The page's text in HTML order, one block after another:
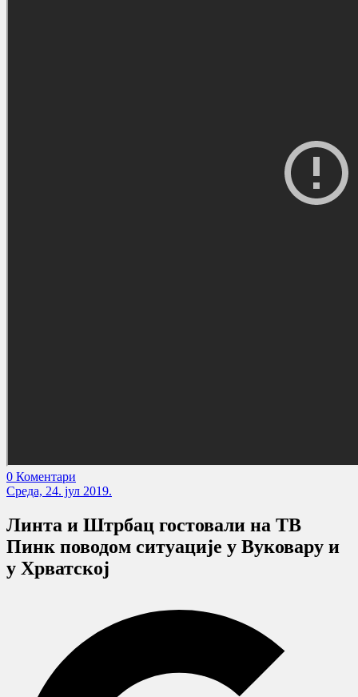
0 Коментари
Cреда, 24. јул 2019.
Линта и Штрбац гостовали на ТВ
Пинк поводом ситуације у Вуковару и
у Хрватској